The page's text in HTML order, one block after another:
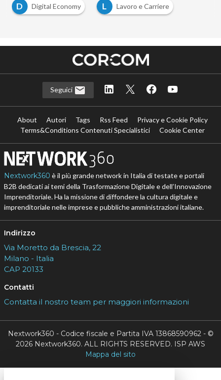
D
Digital Economy L Lavoro e Carriere
Seguici
About Autori Tags Rss Feed
Privacy e Cookie Policy
Terms&Conditions Contenuti Specialistici
Cookie Center
Nextwork360 è il più grande network in Italia di testate e portali
B2B dedicati ai temi della Trasformazione Digitale e dell’Innovazione
Imprenditoriale. Ha la missione di diffondere la cultura digitale e
imprenditoriale nelle imprese e pubbliche amministrazioni italiane.
Indirizzo
Via Moretto da Brescia, 22
Milano - Italia
CAP 20133
Contatti
Contatta il nostro team per maggiori informazioni
Nextwork360 - Codice fiscale e Partita IVA 13868590962 - ©
2026 Nextwork360. ALL RIGHTS RESERVED. ISP AWS
Mappa del sito